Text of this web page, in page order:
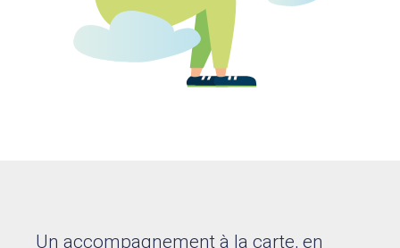
Un accompagnement à la carte, en